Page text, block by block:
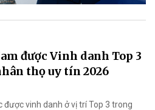
được Vinh danh Top 3
thọ uy tín 2026
được vinh danh ở vị trí Top 3 trong